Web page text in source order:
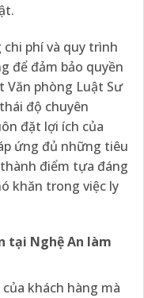
phí và quy trình
để đảm bảo quyền
Văn phòng Luật Sư
độ chuyên
đặt lợi ích của
ứng đủ những tiêu
điểm tựa đáng
khăn trong việc ly
tại Nghệ An làm
khách hàng mà